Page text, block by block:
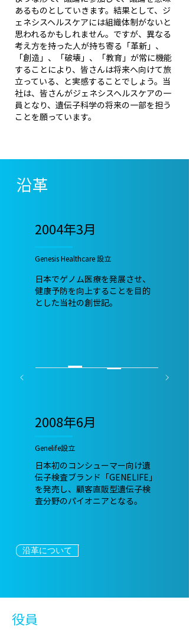
あるものとしていきます。結果として、ジ
ェネシスヘルスケアには組織体制がないと
思われるかもしれません。ですが、異なる
考え方を持った人が持ち寄る「革新」、
「創造」、「破壊」、「教育」が常に機能
することにより、皆さんは将来へ向けて旅
立っている、と実感することでしょう。当
社は、皆さんがジェネシスヘルスケアの一
員となり、遺伝子科学の将来の一部を担う
ことを願っています。
沿革
2004年3月
Genesis Healthcare 設立
日本でゲノム医療を発展させ、
健康予防を向上することを目的
とした当社の創世記。
2008年6月
Genelife設立
日本初のコンシューマー向け遺
伝子検査ブランド「GENELIFE」
を発売し、顧客直販型遺伝子検
査分野のパイオニアとなる。
沿革について
役員